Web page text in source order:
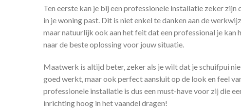
Ten eerste kan je bij een professionele installatie zeker
in je woning past. Dit is niet enkel te danken aan de
maar natuurlijk ook aan het feit dat een professional je kan
naar de beste oplossing voor jouw situatie.
Maatwerk is altijd beter, zeker als je wilt dat je schuifpui
goed werkt, maar ook perfect aansluit op de look en feel
professionele installatie is dus een must-have voor zij die
inrichting hoog in het vaandel dragen!